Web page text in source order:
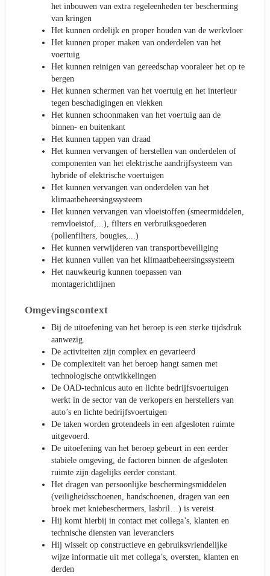
het inbouwen van extra regeleenheden ter bescherming
van kringen
Het kunnen ordelijk en proper houden van de werkvloer
Het kunnen proper maken van onderdelen van het
voertuig
Het kunnen reinigen van gereedschap vooraleer het op te
bergen
Het kunnen schermen van het voertuig en het interieur
tegen beschadigingen en vlekken
Het kunnen schoonmaken van het voertuig aan de
binnen- en buitenkant
Het kunnen tappen van draad
Het kunnen vervangen of herstellen van onderdelen of
componenten van het elektrische aandrijfsysteem van
hybride of elektrische voertuigen
Het kunnen vervangen van onderdelen van het
klimaatbeheersingssysteem
Het kunnen vervangen van vloeistoffen (smeermiddelen,
remvloeistof,...), filters en verbruiksgoederen
(pollenfilters, bougies,...)
Het kunnen verwijderen van transportbeveiliging
Het kunnen vullen van het klimaatbeheersingssysteem
Het nauwkeurig kunnen toepassen van
montagerichtlijnen
Omgevingscontext
Bij de uitoefening van het beroep is een sterke tijdsdruk
aanwezig.
De activiteiten zijn complex en gevarieerd
De complexiteit van het beroep hangt samen met
technologische ontwikkelingen
De OAD-technicus auto en lichte bedrijfsvoertuigen
werkt in de sector van de verkopers en herstellers van
auto’s en lichte bedrijfsvoertuigen
De taken worden grotendeels in een afgesloten ruimte
uitgevoerd.
De uitoefening van het beroep gebeurt in een eerder
stabiele omgeving, de factoren binnen de afgesloten
ruimte zijn dagelijks eerder constant.
Het dragen van persoonlijke beschermingsmiddelen
(veiligheidsschoenen, handschoenen, dragen van een
broek met kniebeschermers, lasbril…) is vereist.
Hij komt hierbij in contact met collega’s, klanten en
technische diensten van leveranciers
Hij wisselt op constructieve en gebruiksvriendelijke
wijze informatie uit met collega’s, oversten, klanten en
derden